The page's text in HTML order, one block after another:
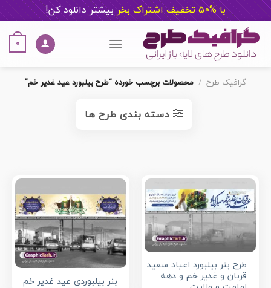
با %50 تخفیف اشتراک بخر بیشتر دانلود کن!
content
0
گرافیک طرح / محصولات برچسب خورده “طرح بیلبورد عید غدیر خم”
دسته بندی طرح ها
طرح بنر بیلبورد اعیاد سعید
قربان و غدیر خم و دهه
بنر بیلبوردی عید غدیر خم